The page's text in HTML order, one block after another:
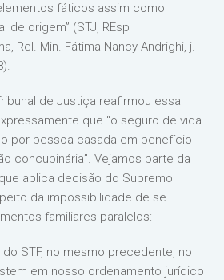
fáticos assim como
de origem” (STJ, REsp
Rel. Min. Fátima Nancy Andrighi, j.
de Justiça reafirmou essa
que “o seguro de vida
por pessoa casada em benefício
concubinária”. Vejamos parte da
aplica decisão do Supremo
da impossibilidade de se
familiares paralelos:
do STF, no mesmo precedente, no
em nosso ordenamento jurídico